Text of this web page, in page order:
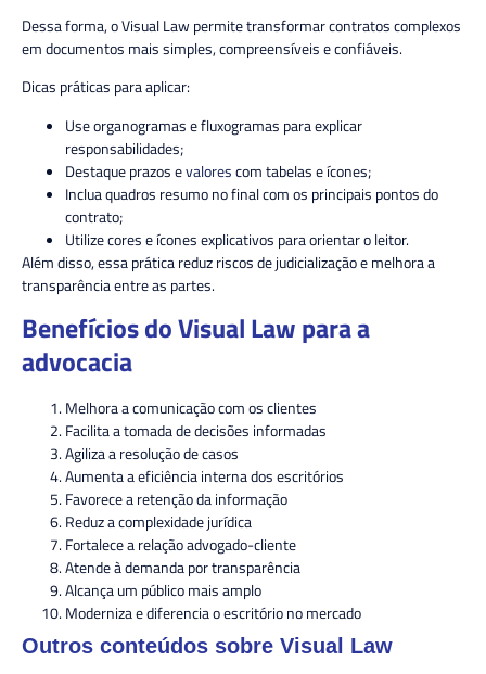
Dessa forma, o Visual Law permite transformar contratos complexos
em documentos mais simples, compreensíveis e confiáveis.
Dicas práticas para aplicar:
Useorganogramas e fluxogramas para explicar
responsabilidades;
Destaqueprazos evalorescom tabelas e ícones;
Incluaquadros resumono final com os principais pontos do
contrato;
Utilizecores e ícones explicativos para orientar o leitor.
Além disso, essa prática reduz riscos de judicialização e melhora a
transparência entre as partes.
Benefícios do Visual Law para a
advocacia
Melhora a comunicação com os clientes
Facilita a tomada de decisões informadas
Agiliza a resolução de casos
Aumenta a eficiência interna dos escritórios
Favorece a retenção da informação
Reduz a complexidade jurídica
Fortalece a relação advogado-cliente
Atende à demanda por transparência
Alcança um público mais amplo
Moderniza e diferencia o escritório no mercado
Outros conteúdos sobre Visual Law